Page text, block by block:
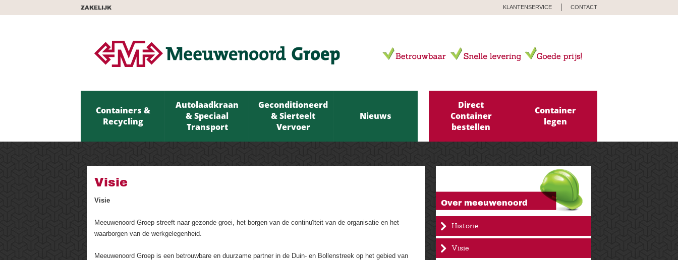
ZAKELIJK KLANTENSERVICE CONTACT
Containers &
Recycling
Autolaadkraan
& Speciaal
Transport
Geconditioneerd
& Sierteelt
Vervoer
Nieuws
Container
legen
Direct
Container
bestellen
Visie
Visie
Meeuwenoord Groep streeft naar gezonde groei, het borgen van de continuïteit van de organisatie en het
waarborgen van de werkgelegenheid.
Meeuwenoord Groep is een betrouwbare en duurzame partner in de Duin- en Bollenstreek op het gebied van
Over meeuwenoord
Historie
Visie